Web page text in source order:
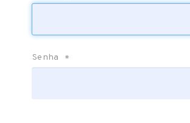
Senha *